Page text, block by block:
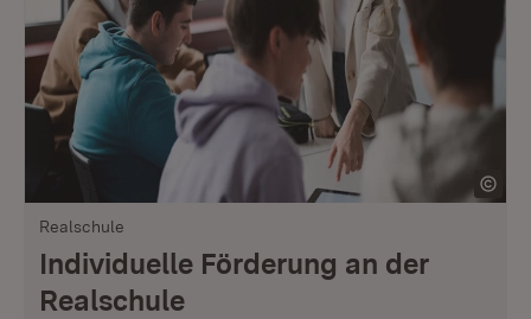
Realschule
Individuelle Förderung an der
Realschule